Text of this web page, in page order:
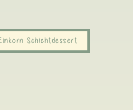
Schichtdessert